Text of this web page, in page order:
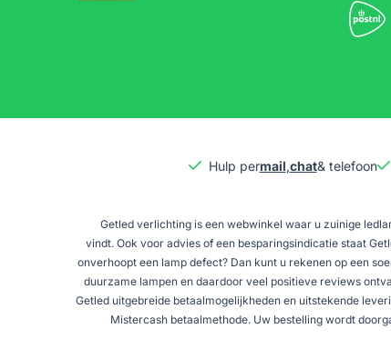
Hulp permail,chat& telefoon
Getled verlichting is een webwinkel waar u zuinige
vindt. Ook voor advies of een besparingsindicatie staat
onverhoopt een lamp defect? Dan kunt u rekenen op een
duurzame lampen en daardoor veel positieve reviews
Getled uitgebreide betaalmogelijkheden en uitstekende
Mistercash betaalmethode. Uw bestelling wordt